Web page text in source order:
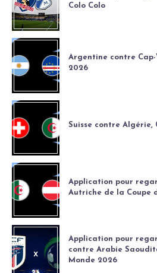
Colo Colo
Argentine contre
2026
Suisse contre Algérie,
Application pour
Autriche de la Coupe
Application pour
contre Arabie
Monde 2026